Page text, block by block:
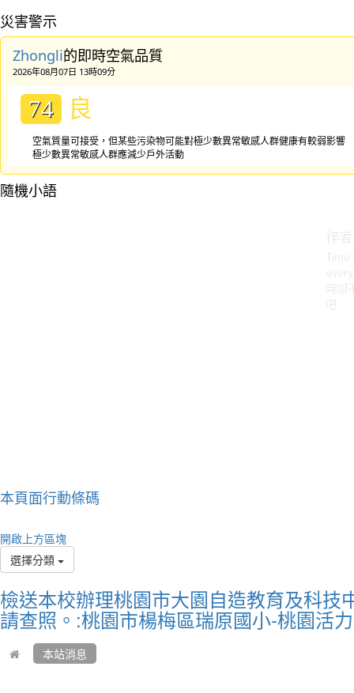
災害警示
Zhongli的即時空氣品質
2026年08月07日 13時09分
74 良
空氣質量可接受，但某些污染物可能對極少數異常敏感人群健康有較弱影響
極少數異常敏感人群應減少戶外活動
隨機小語
作
時間
吧
皺眉
本頁面行動條碼
開啟上方區塊
選擇分類
檢送本校辦理桃園市大園自造教育及科
請查照。:桃園市楊梅區瑞原國小-桃園活
本站消息